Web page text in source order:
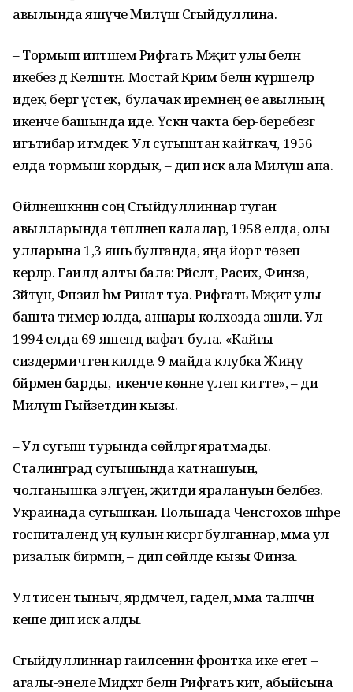
авылында яшәүче Миләүшә Сәгыйдуллина.
– Тормыш иптәшем Рифгать Мәҗит улы белән
икебез дә Келәштән. Мостай Кәрим белән күршеләр
идек, бергә үстек, ә булачак иремнең өе авылның
икенче башында иде. Үскән чакта бер-беребезгә
игътибар итмәдек. Ул сугыштан кайткач, 1956
елда тормыш кордык, – дип искә ала Миләүшә апа.
Өйләнешкәннән соң Сәгыйдуллиннар туган
авылларында төпләнеп калалар, 1958 елда, олы
улларына 1,3 яшь булганда, яңа йорт төзеп
керәләр. Гаиләдә алты бала: Рәйсәләт, Расих, Финза,
Зәйтүнә, Фәнзил һәм Ринат туа. Рифгать Мәҗит улы
башта тимер юлда, аннары колхозда эшли. Ул
1994 елда 69 яшендә вафат була. «Кайгы
сиздермичә генә килде. 9 майда клубка Җиңү
бәйрәменә барды, ә икенче көнне үлеп китте», – ди
Миләүшә Гыйзетдин кызы.
– Ул сугыш турында сөйләргә яратмады.
Сталинград сугышында катнашуын,
чолганышка эләгүен, җитди яралануын беләбез.
Украинада сугышкан. Польшада Ченстохов шәһәре
госпиталендә уң кулын кисәргә булганнар, әмма ул
ризалык бирмәгән, – дип сөйләде кызы Финза.
Ул әтисен тыныч, ярдәмчел, гадел, әмма таләпчән
кеше дип искә алды.
Сәгыйдуллиннар гаиләсеннән фронтка ике егет –
агалы-энеле Мидхәт белән Рифгать китә, абыйсына